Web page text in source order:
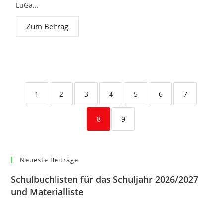
LuGa...
Zum Beitrag
1 2 3 4 5 6 7
8 9
Neueste Beiträge
Schulbuchlisten für das Schuljahr 2026/2027
und Materialliste